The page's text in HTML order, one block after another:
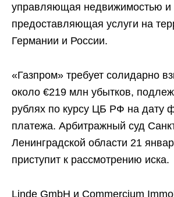
управляющая недвижимостью и
предоставляющая услуги на
Германии и России.
«Газпром» требует солидарно
около €219 млн убытков,
рублях по курсу ЦБ РФ на дату
платежа. Арбитражный суд
Ленинградской области 21
приступит к рассмотрению иска.
Linde GmbH и Commercium